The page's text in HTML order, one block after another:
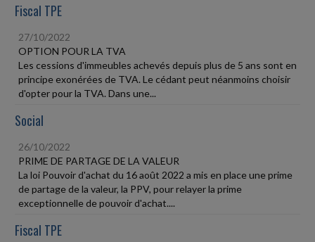
Fiscal TPE
27/10/2022
OPTION POUR LA TVA
Les cessions d'immeubles achevés depuis plus de 5 ans sont en
principe exonérées de TVA. Le cédant peut néanmoins choisir
d'opter pour la TVA. Dans une...
Social
26/10/2022
PRIME DE PARTAGE DE LA VALEUR
La loi Pouvoir d'achat du 16 août 2022 a mis en place une prime
de partage de la valeur, la PPV, pour relayer la prime
exceptionnelle de pouvoir d'achat....
Fiscal TPE